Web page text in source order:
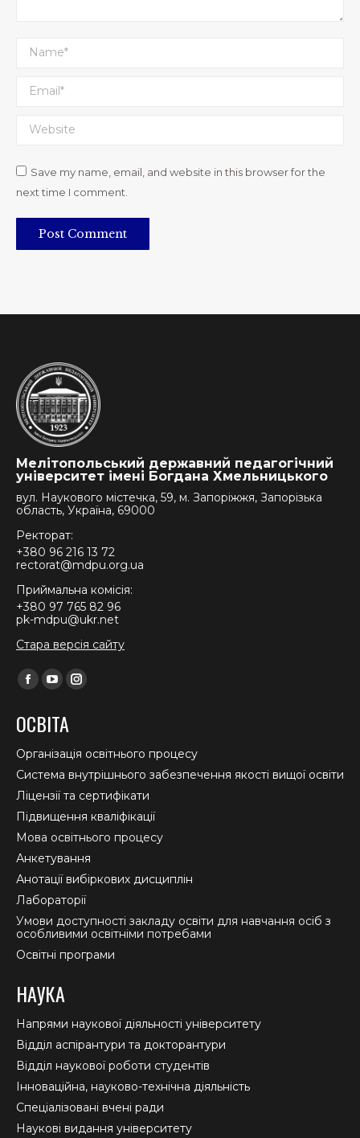
Name *
Email *
Website
Save my name, email, and website in this browser for the
next time I comment.
Post Comment
Мелітопольський державний педагогічний
університет імені Богдана Хмельницького
вул. Наукового містечка, 59, м. Запоріжжя, Запорізька
область, Україна, 69000
Ректорат:
+380 96 216 13 72
rectorat@mdpu.org.ua
Приймальна комісія:
+380 97 765 82 96
pk-mdpu@ukr.net
Стара версія сайту
Find us on:
Facebook
opens
in
new
window
YouTube
opens
in
new
window
Instagram
in
new
window
ОСВІТА
Організація освітнього процесу
Система внутрішнього забезпечення якості вищої освіти
Ліцензії та сертифікати
Підвищення кваліфікації
Мова освітнього процесу
Анкетування
Анотації вибіркових дисциплін
Лабораторії
Умови доступності закладу освіти для навчання осіб з
особливими освітніми потребами
Освітні програми
НАУКА
Напрями наукової діяльності університету
Відділ аспірантури та докторантури
Відділ наукової роботи студентів
Інноваційна, науково-технічна діяльність
Спеціалізовані вчені ради
Наукові видання університету